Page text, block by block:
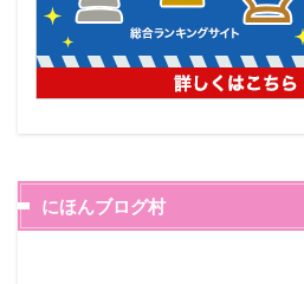
にほんブログ村